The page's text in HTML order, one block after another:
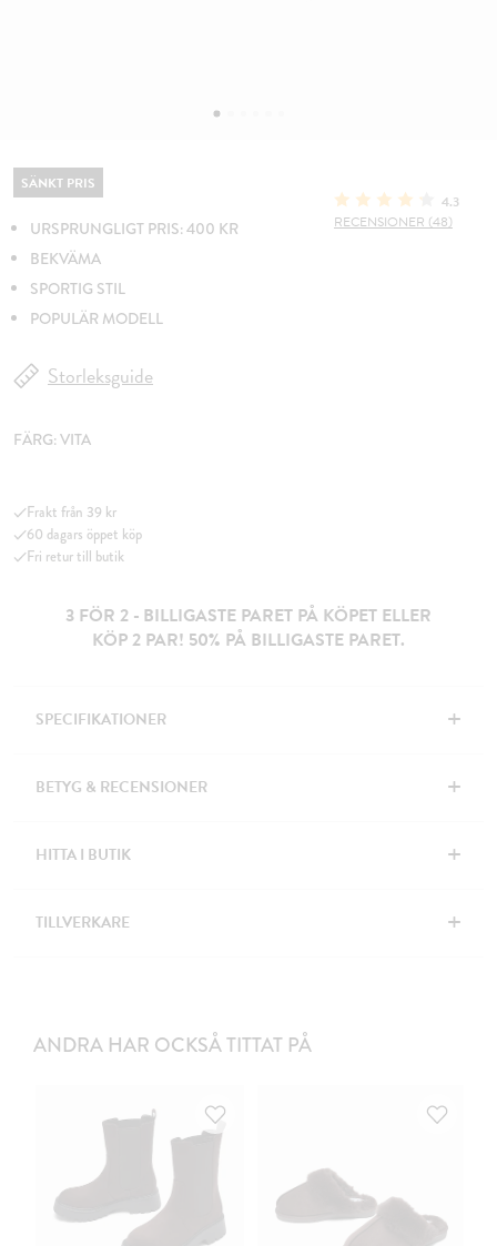
SÄNKT PRIS
URSPRUNGLIGT PRIS: 400 KR
BEKVÄMA
SPORTIG STIL
POPULÄR MODELL
4.3
RECENSIONER (48)
Storleksguide
FÄRG: VITA
Frakt från 39 kr
60 dagars öppet köp
Fri retur till butik
3 FÖR 2 - BILLIGASTE PARET PÅ KÖPET ELLER
KÖP 2 PAR! 50% PÅ BILLIGASTE PARET.
SPECIFIKATIONER +
BETYG & RECENSIONER +
HITTA I BUTIK +
TILLVERKARE +
ANDRA HAR OCKSÅ TITTAT PÅ